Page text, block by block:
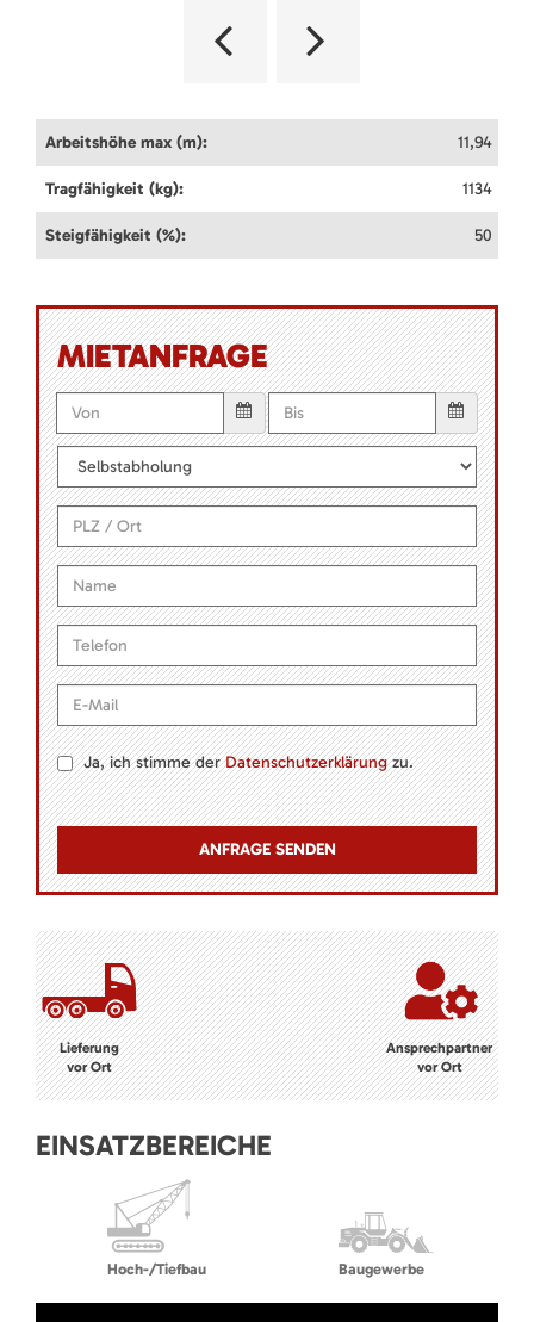
Arbeitshöhe max (m): 11,94
Tragfähigkeit (kg): 1134
Steigfähigkeit (%): 50
MIETANFRAGE
Ja, ich stimme derDatenschutzerklärungzu.
Lieferung
vor Ort
Ansprechpartner
vor Ort
EINSATZBEREICHE
Hoch-/Tiefbau Baugewerbe